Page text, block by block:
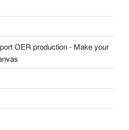
OER production - Make your